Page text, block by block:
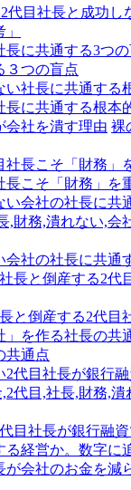
代目社長と成功し
３つの盲点
長に共通する根本
裸
長こそ「財務」を
会社の社長に共通
と倒産する2代目
共通点
目社長が銀行融
が会社のお金を減